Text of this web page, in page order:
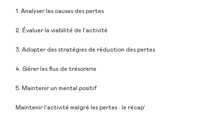
1. Analyser les causes des pertes
2. Évaluer la viabilité de l'activité
3. Adopter des stratégies de réduction des pertes
4. Gérer les flux de trésorerie
5. Maintenir un mental positif
Maintenir l’activité malgré les pertes : le récap’